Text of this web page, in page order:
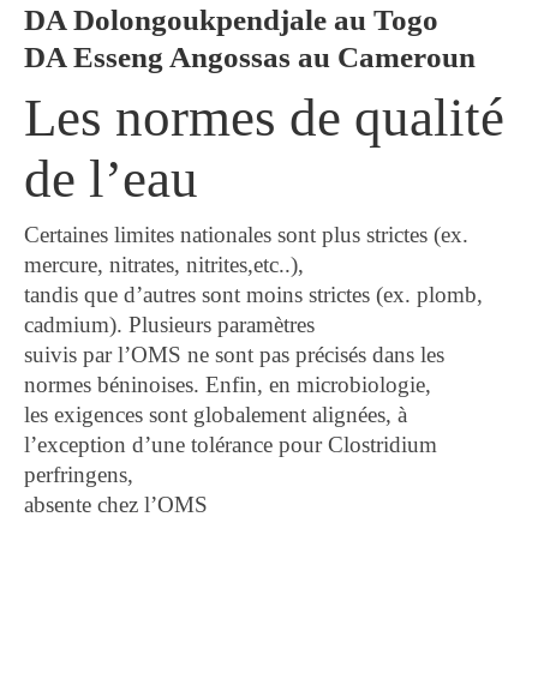
DA Dolongoukpendjale au Togo
DA Esseng Angossas au Cameroun
Les normes de qualité
de l’eau
Certaines limites nationales sont plus strictes (ex.
mercure, nitrates, nitrites,etc..),
tandis que d’autres sont moins strictes (ex. plomb,
cadmium). Plusieurs paramètres
suivis par l’OMS ne sont pas précisés dans les
normes béninoises. Enfin, en microbiologie,
les exigences sont globalement alignées, à
l’exception d’une tolérance pour Clostridium
perfringens,
absente chez l’OMS